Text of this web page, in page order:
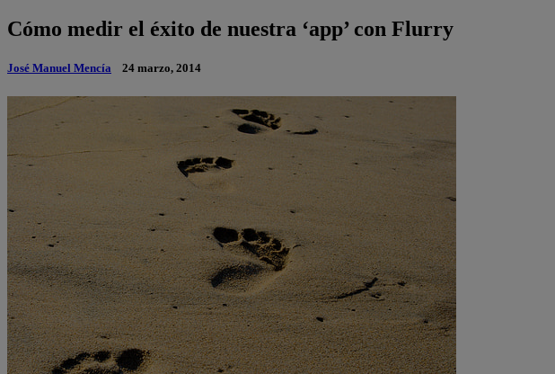
Cómo medir el éxito de nuestra ‘app’ con Flurry
José Manuel Mencía 24 marzo, 2014